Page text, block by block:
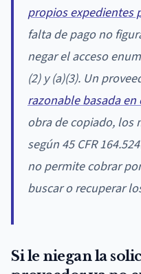
propios expedientes
falta de pago no
negar el acceso
(2) y (a)(3). Un
razonable basada en
obra de copiado, los
según 45 CFR
no permite cobrar
buscar o recuperar
Si le niegan la